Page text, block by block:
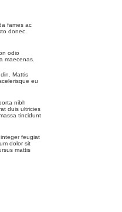
fames ac
donec.
odio
maecenas.
Mattis
eu
nibh
duis ultricies
tincidunt
feugiat
dolor sit
mattis